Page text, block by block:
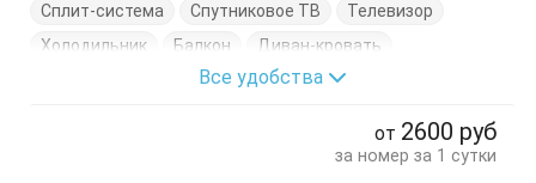
Сплит-система
Спутниковое ТВ
Телевизор
Холодильник
Балкон
Диван-кровать
Журнальный столик
Комод
Кресло-кровать
Все удобства
от 2600 руб
за номер за 1 сутки